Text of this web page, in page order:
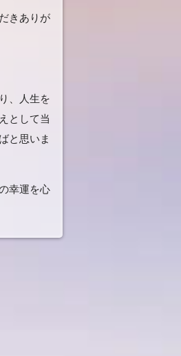
きありが
、人生を
として当
と思いま
幸運を心